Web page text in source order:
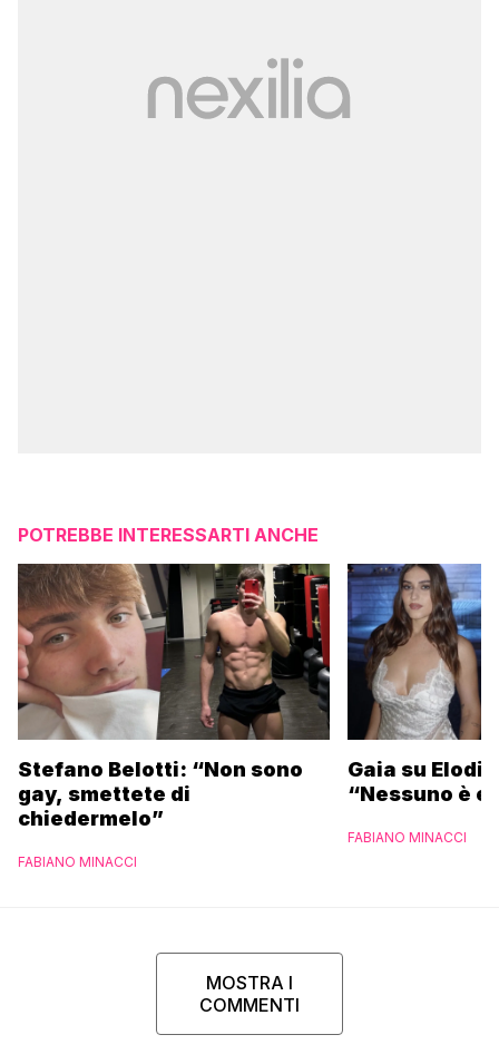
POTREBBE INTERESSARTI ANCHE
Stefano Belotti: “Non sono
gay, smettete di
chiedermelo”
FABIANO MINACCI
Gaia su
“Nessuno è
FABIANO MINACCI
MOSTRA I
COMMENTI